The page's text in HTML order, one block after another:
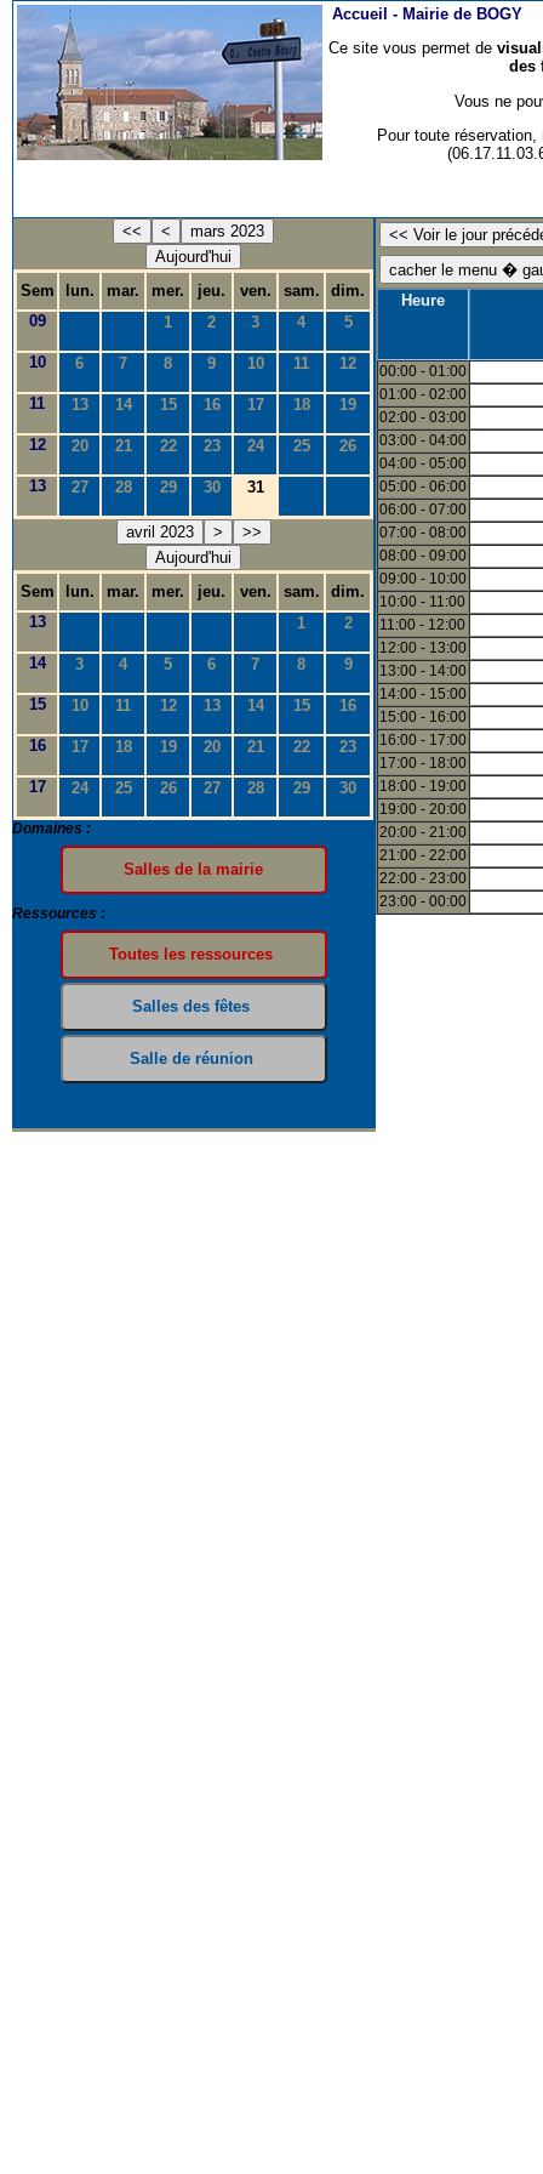
Accueil - Mairie de BOGY
Ce site vous permet de
des
Vous ne
Pour toute
<< <
mars 2023
Aujourd'hui
Sem
lun. mar. mer. jeu. ven. sam.
dim.
09
1 2 3 4 5
10 6 7 8 9 10 11 12
11 13 14 15 16 17 18 19
12 20 21 22 23 24 25 26
13 27 28 29 30 31
avril 2023 >
>>
Aujourd'hui
Sem
lun. mar. mer. jeu. ven. sam.
dim.
13
1 2
14 3 4 5 6 7 8 9
15 10 11 12 13 14 15 16
16 17 18 19 20 21 22 23
17 24 25 26 27 28 29 30
Domaines :
Ressources :
Heure
00:00 - 01:00
01:00 - 02:00
02:00 - 03:00
03:00 - 04:00
04:00 - 05:00
05:00 - 06:00
06:00 - 07:00
07:00 - 08:00
08:00 - 09:00
09:00 - 10:00
10:00 - 11:00
11:00 - 12:00
12:00 - 13:00
13:00 - 14:00
14:00 - 15:00
15:00 - 16:00
16:00 - 17:00
17:00 - 18:00
18:00 - 19:00
19:00 - 20:00
20:00 - 21:00
21:00 - 22:00
22:00 - 23:00
23:00 - 00:00